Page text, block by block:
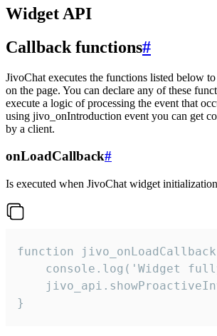
Widget API
Callback functions#
JivoChat executes the functions listed below
on the page. You can declare any of these
execute a logic of processing the event that
using jivo_onIntroduction event you can get
by a client.
onLoadCallback#
Is executed when JivoChat widget
function
console.log('Widget
}